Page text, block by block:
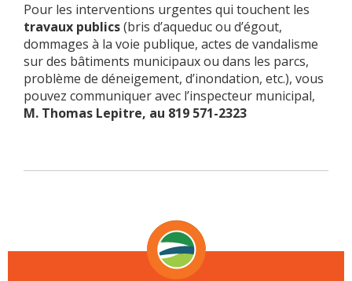
Pour les interventions urgentes qui touchent les
travaux publics(bris d’aqueduc ou d’égout,
dommages à la voie publique, actes de vandalisme
sur des bâtiments municipaux ou dans les parcs,
problème de déneigement, d’inondation, etc.), vous
pouvez communiquer avec l’inspecteur municipal,
M. Thomas Lepitre, au 819 571-2323